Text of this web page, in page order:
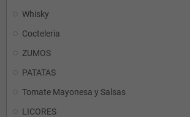
Whisky
Cocteleria
ZUMOS
PATATAS
Tomate Mayonesa y Salsas
LICORES